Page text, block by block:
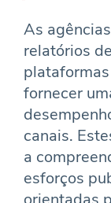
As
relatórios
fornecer
canais.
a
esforços